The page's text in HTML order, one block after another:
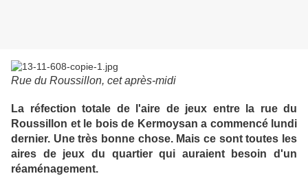
Rue du Roussillon, cet après-midi
La réfection totale de l'aire de jeux entre la rue du
Roussillon et le bois de Kermoysan a commencé lundi
dernier. Une très bonne chose. Mais ce sont toutes les
aires de jeux du quartier qui auraient besoin d'un
réaménagement.